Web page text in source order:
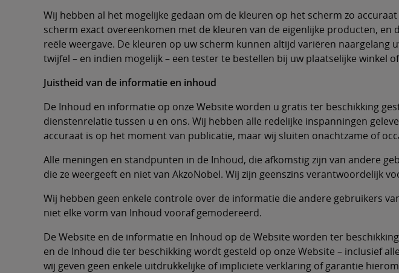
Wij hebben al het mogelijke gedaan om de kleuren op het scherm zo
scherm exact overeenkomen met de kleuren van de eigenlijke producten,
reële weergave. De kleuren op uw scherm kunnen altijd variëren
twijfel – en indien mogelijk – een tester te bestellen bij uw plaatselijke winkel
Juistheid van de informatie en inhoud
De Inhoud en informatie op onze Website worden u gratis ter beschikking
dienstenrelatie tussen u en ons. Wij hebben alle redelijke inspanningen
accuraat is op het moment van publicatie, maar wij sluiten onachtzame of
Alle meningen en standpunten in de Inhoud, die afkomstig zijn van andere
die ze weergeeft en niet van AkzoNobel. Wij zijn geenszins verantwoordelijk
Wij hebben geen enkele controle over de informatie die andere gebruikers
niet elke vorm van Inhoud vooraf gemodereerd.
De Website en de informatie en Inhoud op de Website worden ter
en de Inhoud die ter beschikking wordt gesteld op onze Website – inclusief
wij geven geen enkele uitdrukkelijke of impliciete verklaring of garantie